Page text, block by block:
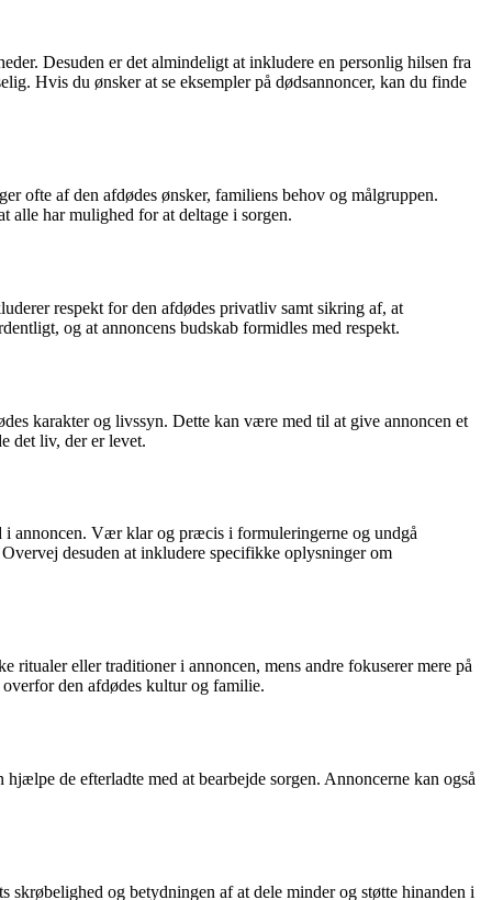
Desuden er det almindeligt at inkludere en personlig hilsen fra
Hvis du ønsker at se eksempler på dødsannoncer, kan du finde
ofte af den afdødes ønsker, familiens behov og målgruppen.
alle har mulighed for at deltage i sorgen.
respekt for den afdødes privatliv samt sikring af, at
og at annoncens budskab formidles med respekt.
karakter og livssyn. Dette kan være med til at give annoncen et
det liv, der er levet.
i annoncen. Vær klar og præcis i formuleringerne og undgå
desuden at inkludere specifikke oplysninger om
eller traditioner i annoncen, mens andre fokuserer mere på
den afdødes kultur og familie.
de efterladte med at bearbejde sorgen. Annoncerne kan også
og betydningen af at dele minder og støtte hinanden i